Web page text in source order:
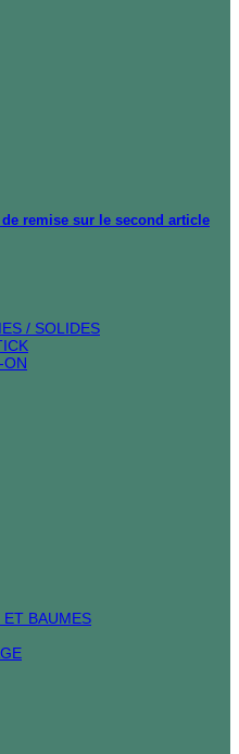
remise sur le second article
/ SOLIDES
ON
ET BAUMES